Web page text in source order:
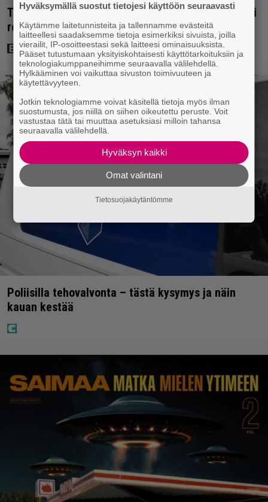
Tuleva videopelielokuva jäi Sam Neillin viimeiseksi
rooliksi
Poliisilla tehovalvonta – tästä kysymys ja näin
kauan kestää
Hyväksymällä suostut tietojesi käyttöön seuraavasti
Käytämme laitetunnisteita ja tallennamme evästeitä
laitteellesi saadaksemme tietoja esimerkiksi sivuista, joilla
vierailit, IP-osoitteestasi sekä laitteesi ominaisuuksista.
Pääset tutustumaan yksityiskohtaisesti käyttötarkoituksiin ja
teknologiakumppaneihimme seuraavalla välilehdellä.
Hylkääminen voi vaikuttaa sivuston toimivuuteen ja
käytettävyyteen.
Jotkin teknologiamme voivat käsitellä tietoja myös ilman
suostumusta, jos niillä on siihen oikeutettu peruste. Voit
vastustaa tätä tai muuttaa asetuksiasi milloin tahansa
seuraavalla välilehdellä.
Hyväksyn kaikki
Omat valintani
Tietosuojakäytäntömme